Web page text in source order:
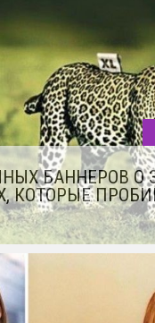
БАННЕРОВ О
КОТОРЫЕ